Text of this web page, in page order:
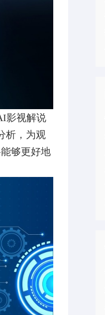
影视解说
析，为观
够更好地